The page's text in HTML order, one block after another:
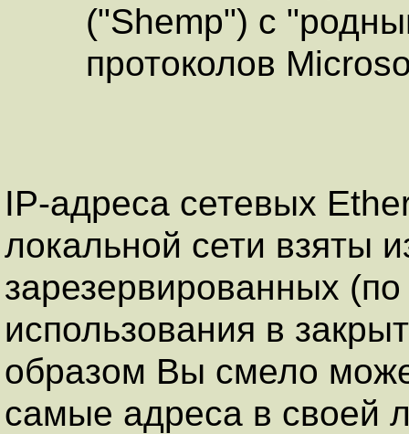
("Shemp") с
протоколов
IP-адреса сетевых
локальной сети взяты
зарезервированных
использования в
образом Вы смело
самые адреса в своей